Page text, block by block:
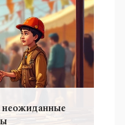
неожиданные